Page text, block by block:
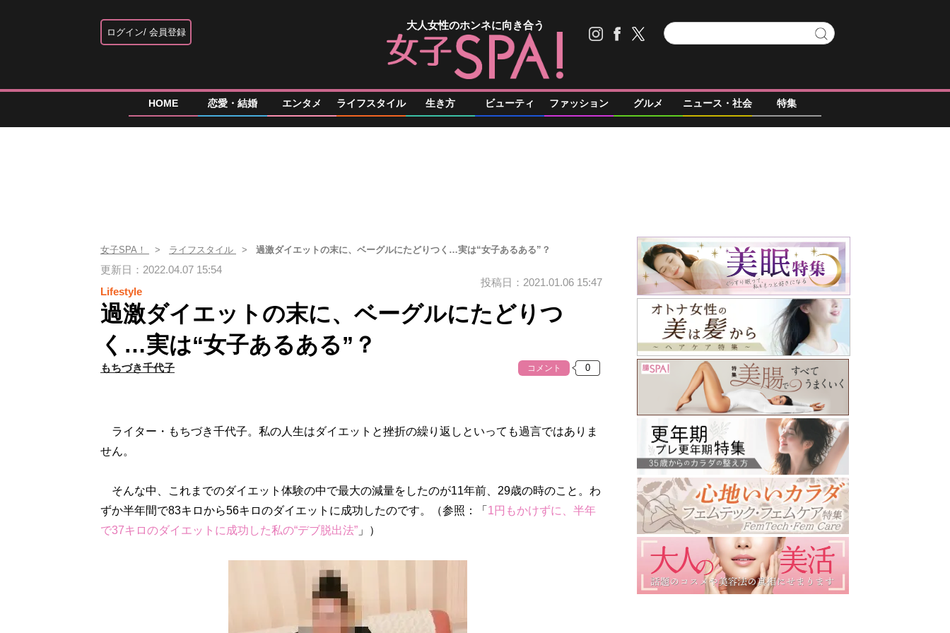
ログイン 会員登録
大人女性のホンネに向き合う
HOME 恋愛・結婚 エンタメ ライフスタイル 生き方 ビューティ ファッション グルメ ニュース・社会 特集
女子SPA！ ライフスタイル 過激ダイエットの末に、ベーグルにたどりつく…実は“女子あるある”？
更新日：2022.04.07 15:54
Lifestyle
投稿日：2021.01.06 15:47
過激ダイエットの末に、ベーグルにたどりつ
く…実は“女子あるある”？
もちづき千代子 コメント
ライター・もちづき千代子。私の人生はダイエットと挫折の繰り返しといっても過言ではありま
せん。
そんな中、これまでのダイエット体験の中で最大の減量をしたのが11年前、29歳の時のこと。わ
ずか半年間で83キロから56キロのダイエットに成功したのです。（参照：「 1円もかけずに、半年
で37キロのダイエットに成功した私の“デブ脱出法” 」）